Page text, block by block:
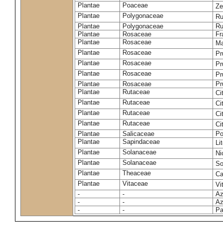
Plantae
Poaceae
Plantae
Polygonaceae
Plantae
Polygonaceae
Plantae
Rosaceae
Plantae
Rosaceae
Plantae
Rosaceae
Plantae
Rosaceae
Plantae
Rosaceae
Plantae
Rosaceae
Plantae
Rutaceae
Plantae
Rutaceae
Plantae
Rutaceae
Plantae
Rutaceae
Plantae
Salicaceae
Plantae
Sapindaceae
Plantae
Solanaceae
Plantae
Solanaceae
Plantae
Theaceae
Plantae
Vitaceae
-
-
-
-
-
-